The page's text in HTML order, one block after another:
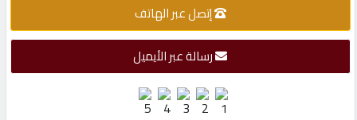
مميزة
إبحث
إتصل عبر الهاتف
رسالة عبر الأيميل